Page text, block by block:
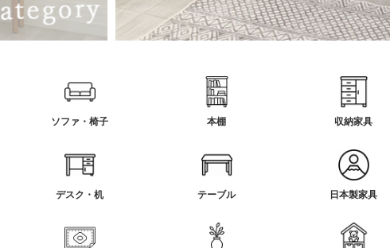
ソファ・椅子 本棚 収納家具
デスク・机 テーブル 日本製家具